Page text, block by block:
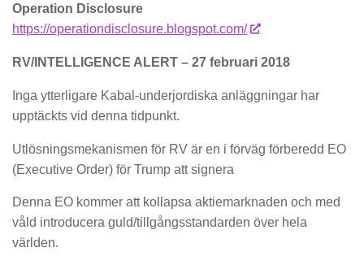
Operation Disclosure
https://operationdisclosure.blogspot.com/
RV/INTELLIGENCE ALERT – 27 februari 2018
Inga ytterligare Kabal-underjordiska anläggningar har
upptäckts vid denna tidpunkt.
Utlösningsmekanismen för RV är en i förväg förberedd EO
(Executive Order) för Trump att signera
Denna EO kommer att kollapsa aktiemarknaden och med
våld introducera guld/tillgångsstandarden över hela
världen.